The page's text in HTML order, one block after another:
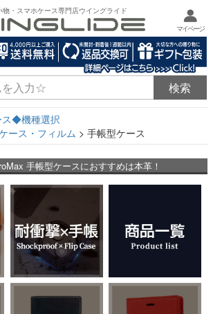
物・スマホケース専門店ウイングライド
マイページ
ス◆機種選択
ース・フィルム
手帳型ケース
手帳型ケースにおすすめは本革！